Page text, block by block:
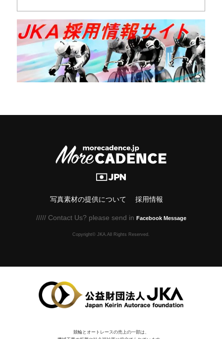
写真素材の提供について 採用情報
///// Contact Us? please send in Facebook Message
Copyright© JKA.All Rights Reserved.
競輪とオートレースの売上の一部は、